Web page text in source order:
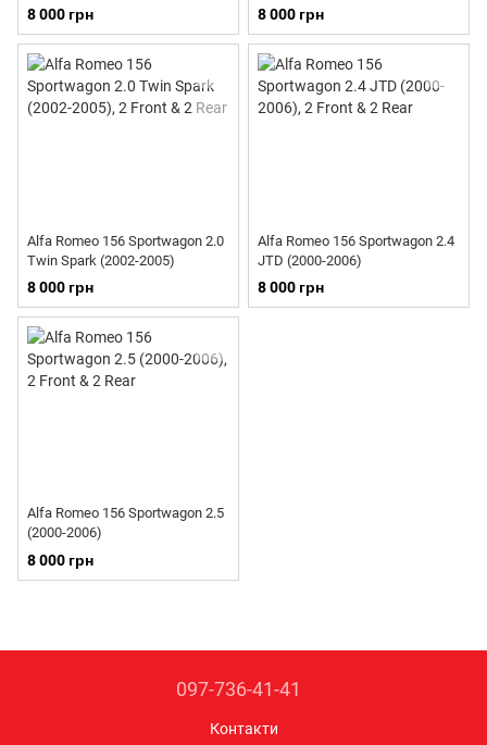
8 000 грн 8 000 грн
Alfa Romeo 156 Sportwagon 2.0
Twin Spark (2002-2005)
8 000 грн
Alfa Romeo 156 Sportwagon 2.4
JTD (2000-2006)
8 000 грн
Alfa Romeo 156 Sportwagon 2.5
(2000-2006)
8 000 грн
097-736-41-41
Контакти